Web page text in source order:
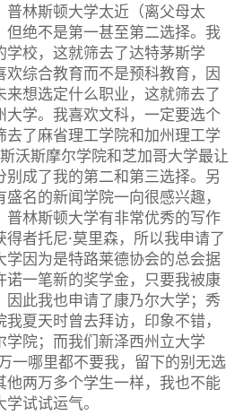
林斯顿大学太近（离父母太
但绝不是第一甚至第二选择。我
校，这就筛去了达特茅斯学
欢综合教育而不是预科教育，因
想选定什么职业，这就筛去了
大学。我喜欢文科，一定要选个
了麻省理工学院和加州理工学
沃斯摩尔学院和芝加哥大学最让
成了我的第二和第三选择。另
名的新闻学院一向很感兴趣，
普林斯顿大学有非常优秀的写作
者托尼·莫里森，所以我申请了
学因为是特路莱德协会的总会据
诺一笔新的奖学金，只要我被康
因此我也申请了康乃尔大学；秀
夏天时曾去拜访，印象不错，
学院；而我们新泽西州立大学
一哪里都不要我，留下的别无选
他两万多个学生一样，我也不能
试试运气。